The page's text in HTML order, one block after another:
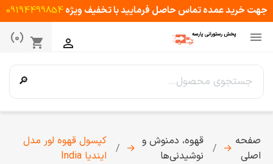
جهت خرید عمده تماس حاصل فرمایید با تخفیف ویژه09194499854

shopping_cart
(0) 
🔎
صفحه
اصلی
→
قهوه، دمنوش و
نوشیدنی‌ها
→
کپسول قهوه لور مدل
ایندیا India